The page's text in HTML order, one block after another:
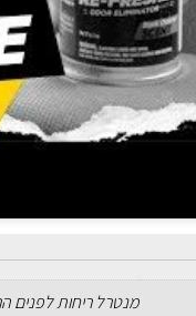
מנטרל ריחות לפנים